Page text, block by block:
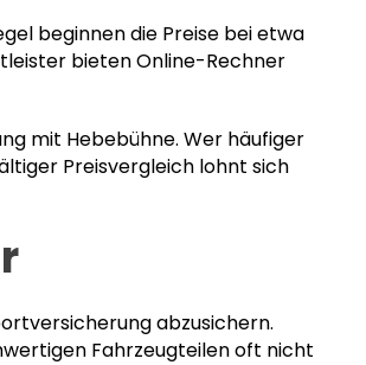
beginnen die Preise bei etwa
bieten Online-Rechner
mit Hebebühne. Wer häufiger
Preisvergleich lohnt sich
abzusichern.
Fahrzeugteilen oft nicht